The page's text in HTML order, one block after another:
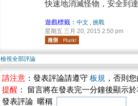
快速地消滅怪物，安全到
遊戲標籤： 中文 , 挑戰
星期五 三月 20, 2015 2:50 pm
檢視全部評論
請注意 ：發表評論請遵守 板規 ，否則
提醒 ： 留言將在發表完一分鐘後顯示
發表評論 暱稱